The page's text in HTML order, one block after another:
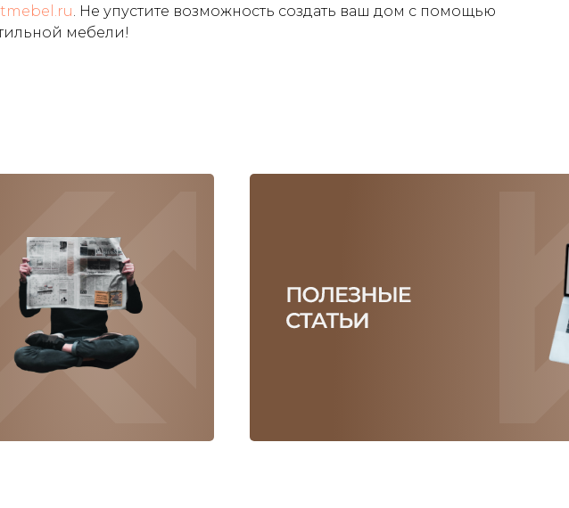
. Не упустите возможность создать ваш дом с помощью
мебели!